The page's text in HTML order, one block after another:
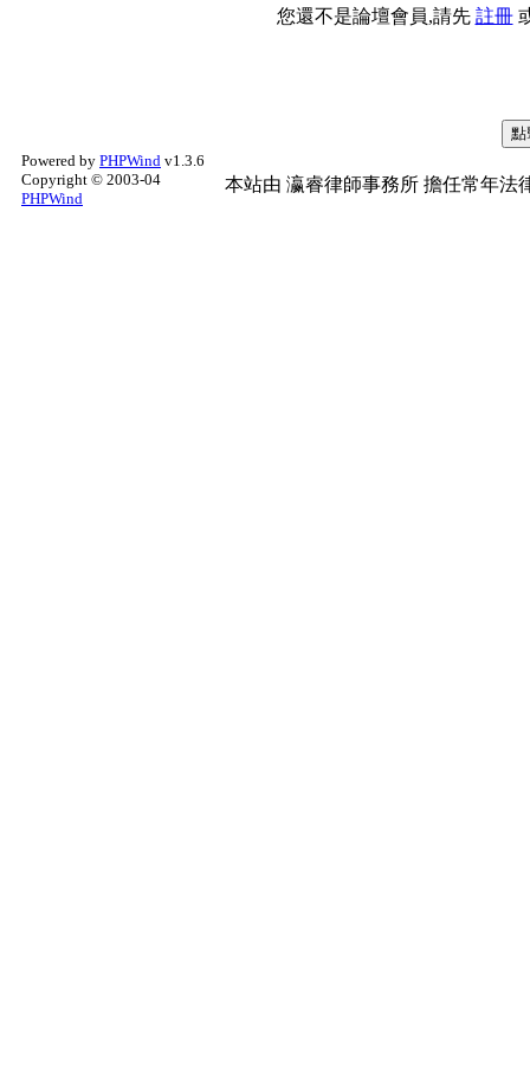
您還不是論壇會員,請先 註冊
Powered by PHPWind v1.3.6
Copyright © 2003-04
PHPWind
本站由 瀛睿律師事務所 擔任常年法